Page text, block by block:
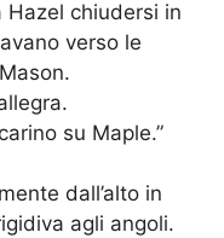
chiudersi in
verso le
su Maple.”
dall’alto in
agli angoli.